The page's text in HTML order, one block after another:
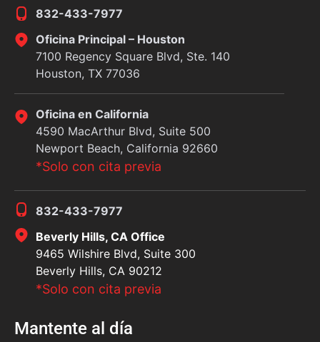
832-433-7977
Oficina Principal – Houston
7100 Regency Square Blvd, Ste. 140
Houston, TX 77036
Oficina en California
4590 MacArthur Blvd, Suite 500
Newport Beach, California 92660
*Solo con cita previa
832-433-7977
Beverly Hills, CA Office
9465 Wilshire Blvd, Suite 300
Beverly Hills, CA 90212
*Solo con cita previa
Mantente al día